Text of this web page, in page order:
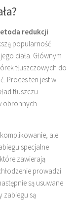
redukcji
popularność
ciała. Głównym
tłuszczowych do
Proces ten jest w
tłuszczu
obronnych
ale
specjalne
zawierają
prowadzi
są usuwane
zabiegu są